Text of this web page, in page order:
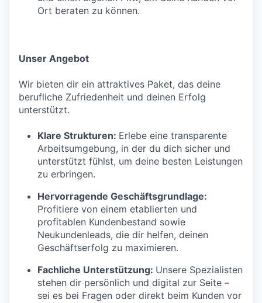
Ort beraten zu können.
Unser Angebot
Wir bieten dir ein attraktives Paket, das deine
berufliche Zufriedenheit und deinen Erfolg
unterstützt.
Klare Strukturen: Erlebe eine transparente
Arbeitsumgebung, in der du dich sicher und
unterstützt fühlst, um deine besten Leistungen
zu erbringen.
Hervorragende Geschäftsgrundlage:
Profitiere von einem etablierten und
profitablen Kundenbestand sowie
Neukundenleads, die dir helfen, deinen
Geschäftserfolg zu maximieren.
Fachliche Unterstützung: Unsere Spezialisten
stehen dir persönlich und digital zur Seite –
sei es bei Fragen oder direkt beim Kunden vor